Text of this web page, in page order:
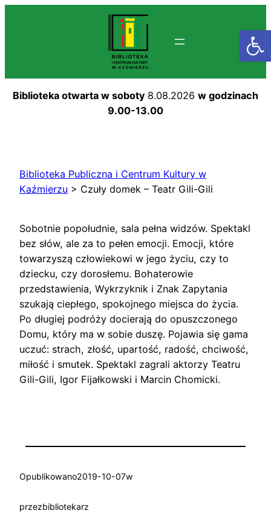
Biblioteka otwarta w soboty 8.08.2026 w godzinach
9.00-13.00
Biblioteka Publiczna i Centrum Kultury w
Kaźmierzu > Czuły domek – Teatr Gili-Gili
Sobotnie popołudnie, sala pełna widzów. Spektakl
bez słów, ale za to pełen emocji. Emocji, które
towarzyszą człowiekowi w jego życiu, czy to
dziecku, czy dorosłemu. Bohaterowie
przedstawienia, Wykrzyknik i Znak Zapytania
szukają ciepłego, spokojnego miejsca do życia.
Po długiej podróży docierają do opuszczonego
Domu, który ma w sobie duszę. Pojawia się gama
uczuć: strach, złość, upartość, radość, chciwość,
miłość i smutek. Spektakl zagrali aktorzy Teatru
Gili-Gili, Igor Fijałkowski i Marcin Chomicki.
Opublikowano2019-10-07w
przezbibliotekarz